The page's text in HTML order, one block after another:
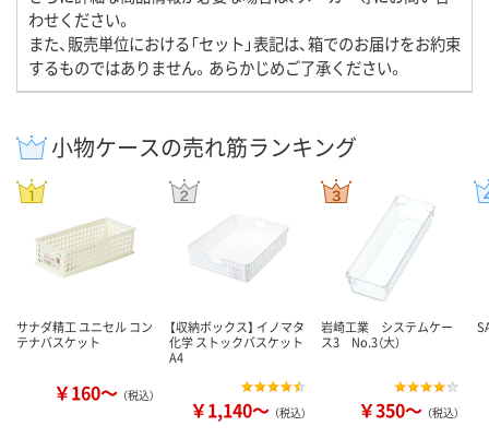
わせください。
また、販売単位における「セット」表記は、箱でのお届けをお約束
するものではありません。あらかじめご了承ください。
小物ケースの売れ筋ランキング
サナダ精工 ユニセル コン
テナバスケット
￥160～ （税込）
【収納ボックス】 イノマタ
化学 ストックバスケット
A4
￥1,140～ （税込）
岩崎工業 システムケー
ス3 No.3（大）
￥350～ （税込）